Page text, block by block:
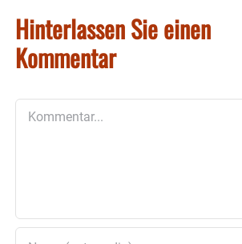
Hinterlassen Sie einen
Kommentar